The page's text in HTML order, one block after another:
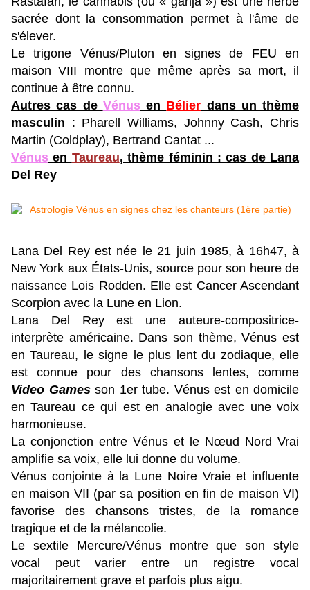
sacrée dont la consommation permet à l'âme de
s'élever.
Le trigone Vénus/Pluton en signes de FEU en
maison VIII montre que même après sa mort, il
continue à être connu.
Autres cas de Vénusen Bélier dans un thème
masculin : Pharell Williams, Johnny Cash, Chris
Martin (Coldplay), Bertrand Cantat ...
Vénus en Taureau, thème féminin : cas de Lana
Del Rey
Lana Del Rey est née le 21 juin 1985, à 16h47, à
New York aux États-Unis, source pour son heure de
naissance Lois Rodden. Elle est Cancer Ascendant
Scorpion avec la Lune en Lion.
Lana Del Rey est une auteure-compositrice-
interprète américaine. Dans son thème, Vénus est
en Taureau, le signe le plus lent du zodiaque, elle
est connue pour des chansons lentes, comme
Video Gamesson 1er tube. Vénus est en domicile
en Taureau ce qui est en analogie avec une voix
harmonieuse.
La conjonction entre Vénus et le Nœud Nord Vrai
amplifie sa voix, elle lui donne du volume.
Vénus conjointe à la Lune Noire Vraie et influente
en maison VII (par sa position en fin de maison VI)
favorise des chansons tristes, de la romance
tragique et de la mélancolie.
Le sextile Mercure/Vénus montre que son style
vocal peut varier entre un registre vocal
majoritairement grave et parfois plus aigu.